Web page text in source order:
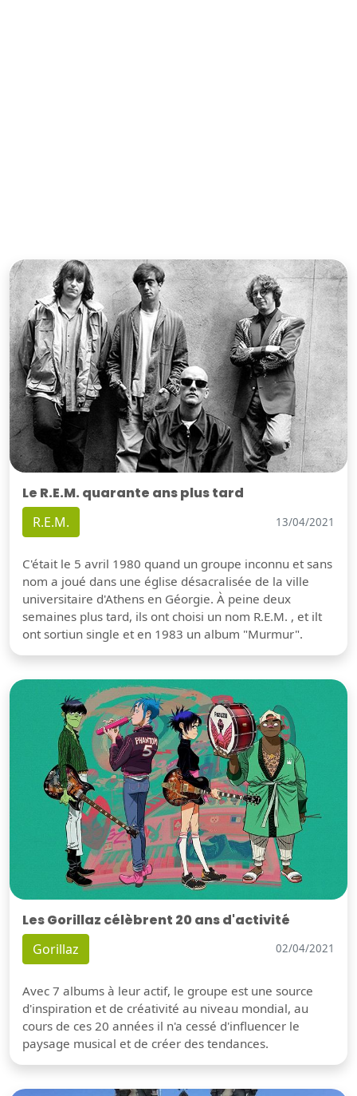
Le R.E.M. quarante ans plus tard
R.E.M. 13/04/2021
C'était le 5 avril 1980 quand un groupe inconnu et sans
nom a joué dans une église désacralisée de la ville
universitaire d'Athens en Géorgie. À peine deux
semaines plus tard, ils ont choisi un nom R.E.M. , et ilt
ont sortiun single et en 1983 un album "Murmur".
Les Gorillaz célèbrent 20 ans d'activité
Gorillaz 02/04/2021
Avec 7 albums à leur actif, le groupe est une source
d'inspiration et de créativité au niveau mondial, au
cours de ces 20 années il n'a cessé d'influencer le
paysage musical et de créer des tendances.